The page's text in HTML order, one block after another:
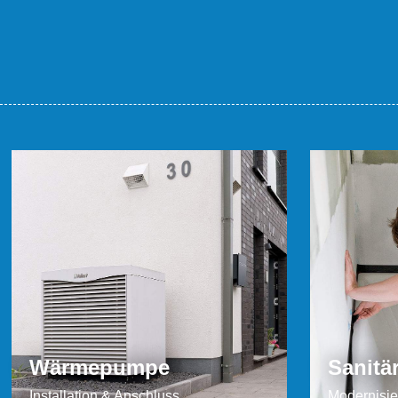
Wärmepumpe
Wärmepumpe an einem
Einfamilienhaus in Gelsenkirchen
MEHR LESEN